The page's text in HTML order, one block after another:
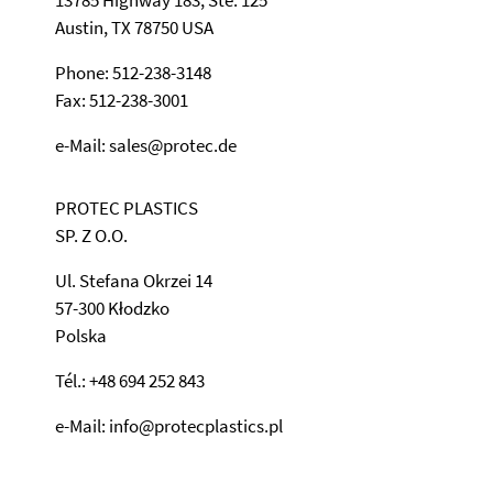
Austin, TX 78750 USA
Phone: 512-238-3148
Fax: 512-238-3001
e-Mail: sales@protec.de
PROTEC PLASTICS
SP. Z O.O.
Ul. Stefana Okrzei 14
57-300 Kłodzko
Polska
Tél.: +48 694 252 843
e-Mail: info@protecplastics.pl